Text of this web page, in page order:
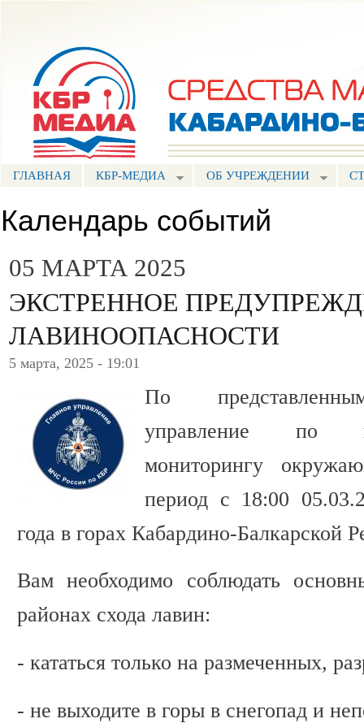
ГЛАВНАЯ КБР-МЕДИА ОБ УЧРЕЖДЕНИИ
Календарь событий
05 МАРТА 2025
ЭКСТРЕННОЕ
ЛАВИНООПАСНОСТИ
5 марта, 2025 - 19:01
По
управление по
мониторингу
период с 18:00
года в горах Кабардино-Балкарской
Вам необходимо соблюдать
районах схода лавин:
- кататься только на размеченных,
- не выходите в горы в снегопад и